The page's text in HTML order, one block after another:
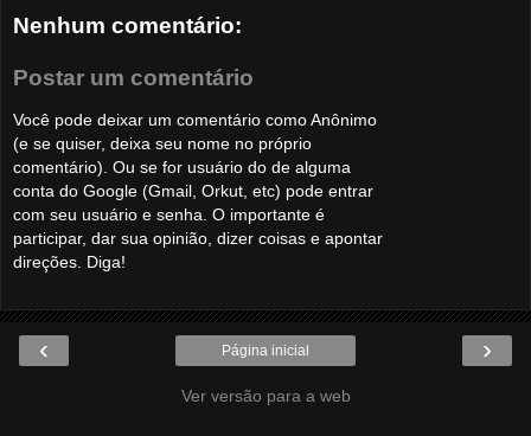
Nenhum comentário:
Postar um comentário
Você pode deixar um comentário como Anônimo
(e se quiser, deixa seu nome no próprio
comentário). Ou se for usuário do de alguma
conta do Google (Gmail, Orkut, etc) pode entrar
com seu usuário e senha. O importante é
participar, dar sua opinião, dizer coisas e apontar
direções. Diga!
‹ ›
Página inicial
Ver versão para a web